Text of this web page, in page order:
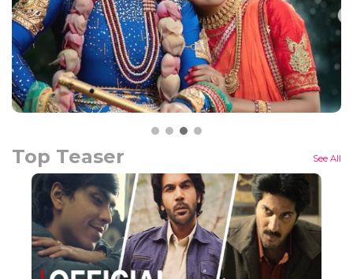
Top Teaser See All